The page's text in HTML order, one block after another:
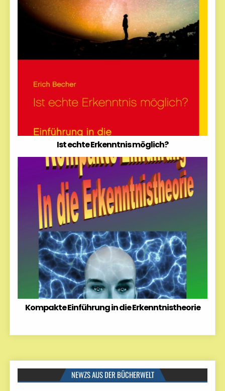
Ist echte Erkenntnis möglich?
Kompakte Einführung in die Erkenntnistheorie
NEWZS AUS DER BÜCHERWELT